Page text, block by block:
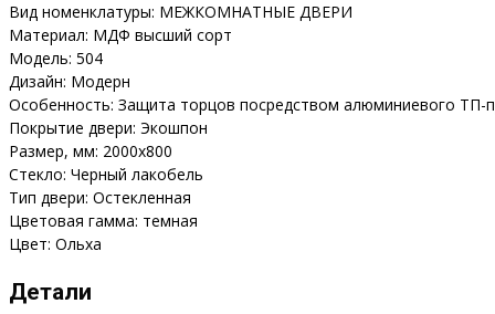
Вид номенклатуры: МЕЖКОМНАТНЫЕ ДВЕРИ
Материал: МДФ высший сорт
Модель: 504
Дизайн: Модерн
Особенность: Защита торцов посредством алюминиевого ТП-
Покрытие двери: Экошпон
Размер, мм: 2000х800
Стекло: Черный лакобель
Тип двери: Остекленная
Цветовая гамма: темная
Цвет: Ольха
Детали